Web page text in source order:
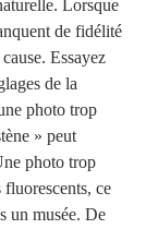
Lorsque
de fidélité
Essayez
de la
photo trop
» peut
photo trop
fluorescents, ce
un musée. De